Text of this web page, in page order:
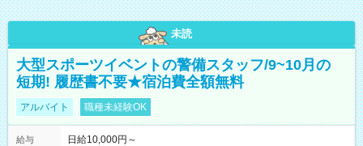
未読
大型スポーツイベントの警備スタッフ/9~10月の
短期! 履歴書不要★宿泊費全額無料
アルバイト 職種未経験OK
給与
日給10,000円～